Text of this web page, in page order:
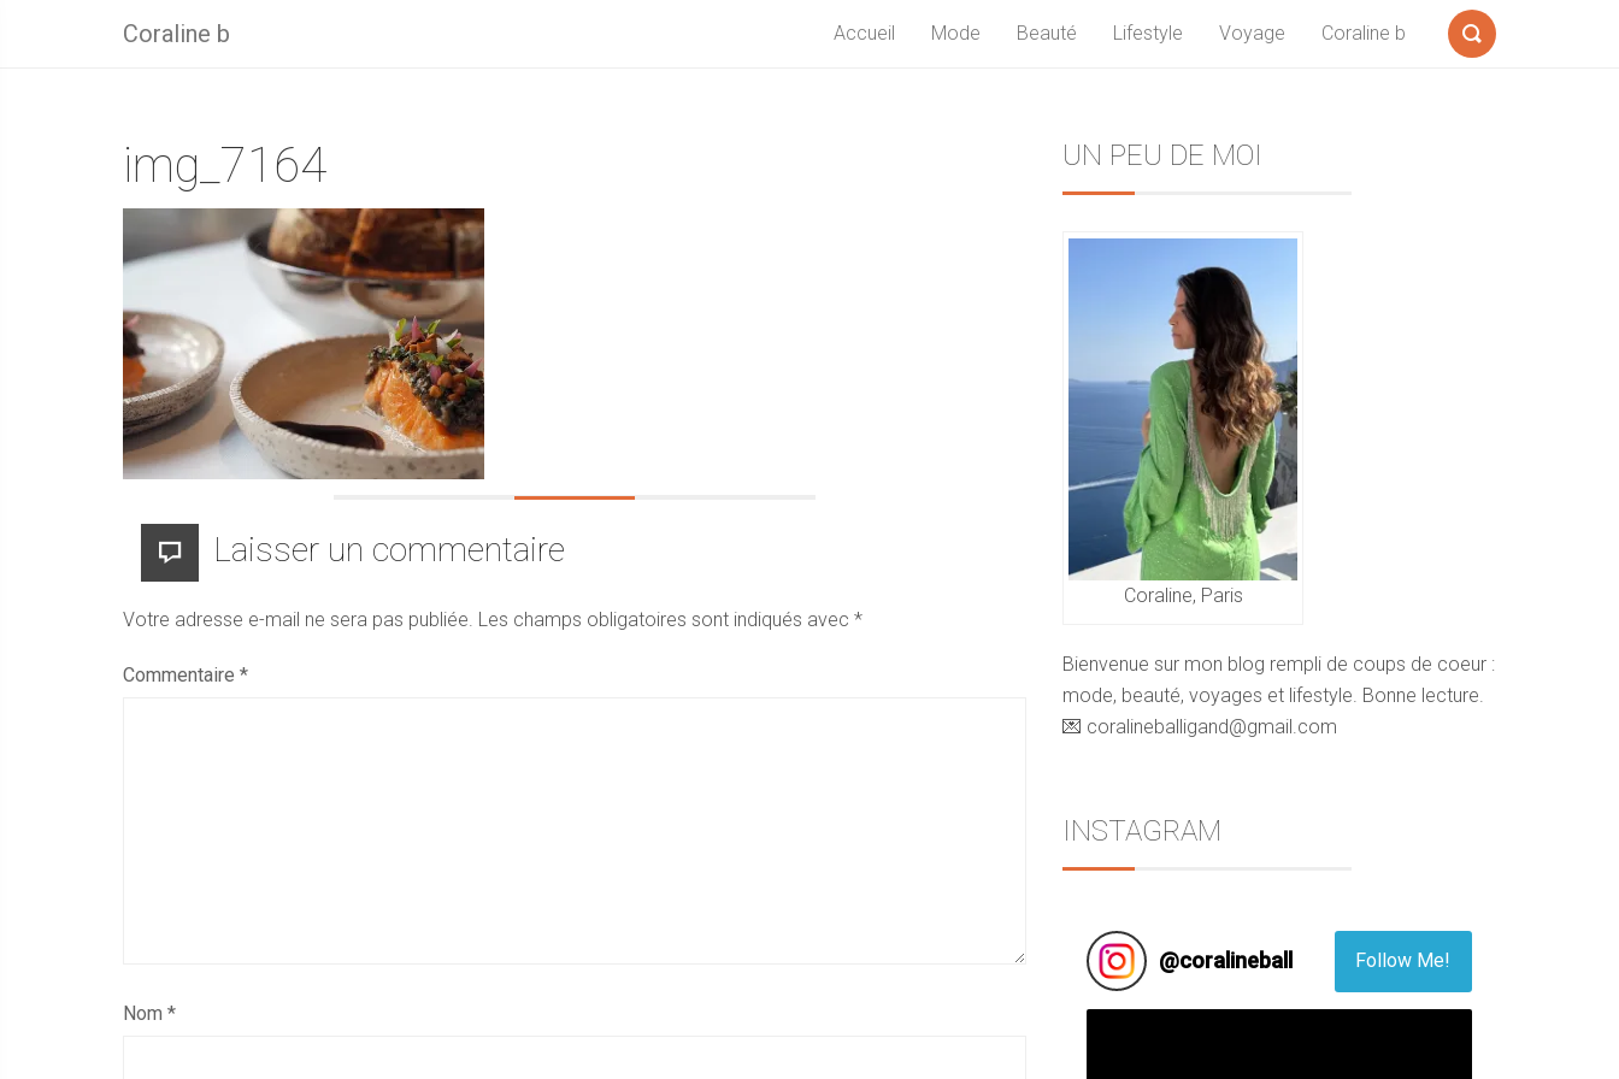
Coraline b Accueil Mode Beauté Lifestyle Voyage Coraline b
img_7164
Laisser un commentaire
Votre adresse e-mail ne sera pas publiée. Les champs obligatoires sont indiqués avec *
Commentaire *
Nom *
Sidebar
UN PEU DE MOI
Coraline, Paris
Bienvenue sur mon blog rempli de coups de coeur :
mode, beauté, voyages et lifestyle. Bonne lecture.
💌 coralineballigand@gmail.com
INSTAGRAM
@coralineball Follow Me!